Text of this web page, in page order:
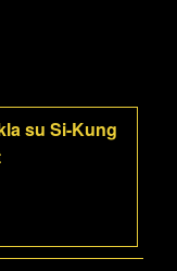
su Si-Kung